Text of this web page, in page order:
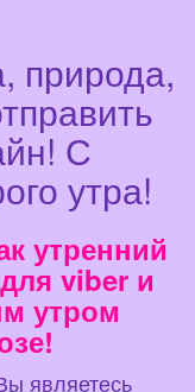
природа,
С
утра!
утренний
viber и
утром
являетесь